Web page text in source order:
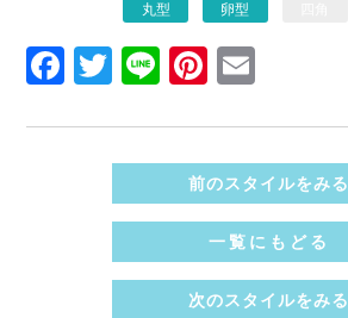
丸型 卵型
Facebook
Twitter
LinePinterest
前のスタイルをみる
一覧にもどる
次のスタイルをみる